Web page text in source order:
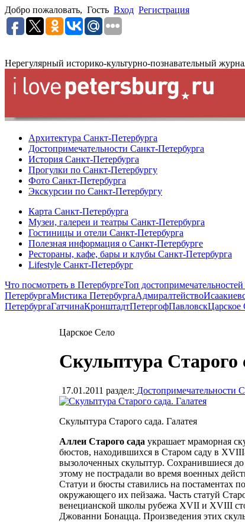
Добро пожаловать, Гость Вход Регистрация
Нерегулярный историко-культурно-познавательный
Архитектура Санкт-Петербурга
Достопримечательности Санкт-Петербурга
История Санкт-Петербурга
Прогулки по Санкт-Петербургу
Фото Санкт-Петербурга
Экскурсии по Санкт-Петербургу
Карта Санкт-Петербурга
Музеи, галереи и театры Санкт-Петербурга
Гостиницы и отели Санкт-Петербурга
Полезная информация о Санкт-Петербурге
Рестораны, кафе, бары и клубы Санкт-Петербурга
Lifestyle Санкт-Петербург
Что посмотреть в ПетербургеТоп достопримечательностей
ПетербургаМистика ПетербургаАдмиралтейство
ПетербургаГатчинаКронштадтПетергофПавловскЦарское
Царское Село
Скульптура Старого
17.01.2011 раздел: Достопримечательности
Скульптура Старого сада. Галатея
Аллеи Старого сада украшает мраморная
бюстов, находившихся в Старом саду в
вызолоченных скульптур. Сохранившиеся
этому не пострадали во время военных
Статуи и бюсты ставились на постаментах
окружающего их пейзажа. Часть статуй
венецианской школы рубежа XVII и XVIII
Джованни Бонацца. Произведения этих